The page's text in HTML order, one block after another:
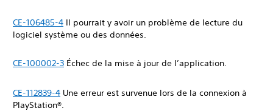
CE-106485-4 Il pourrait y avoir un problème de lecture du
logiciel système ou des données.
CE-100002-3 Échec de la mise à jour de l’application.
CE-112839-4 Une erreur est survenue lors de la connexion à
PlayStation®.